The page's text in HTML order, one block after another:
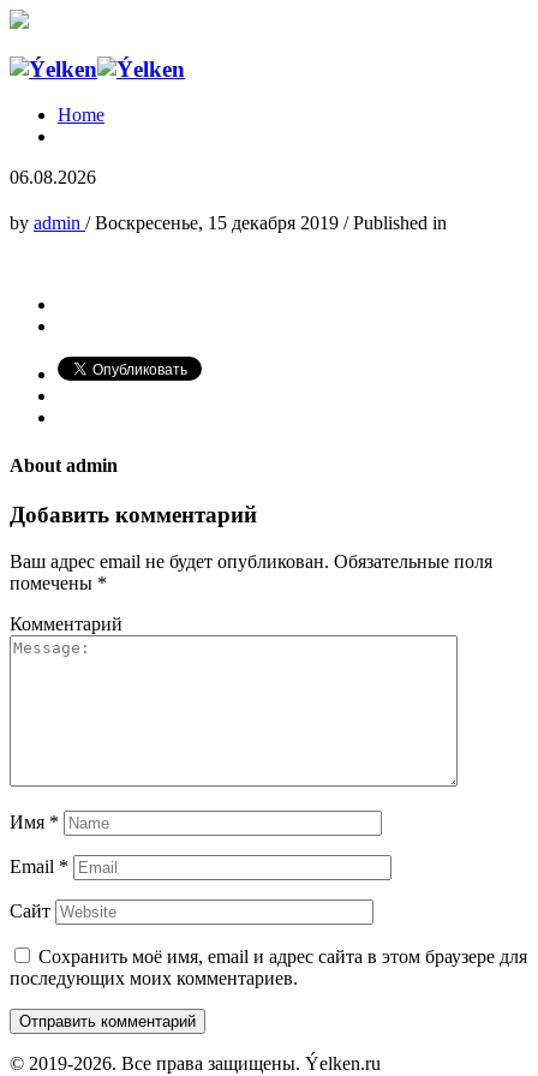
Home
06.08.2026
by admin /Воскресенье, 15 декабря 2019 /Published in
About admin
Добавить комментарий
Ваш адрес email не будет опубликован. Обязательные поля
помечены *
Комментарий
Имя *
Email *
Сайт
Сохранить моё имя, email и адрес сайта в этом браузере для
последующих моих комментариев.
© 2019-2026. Все права защищены. Ýelken.ru